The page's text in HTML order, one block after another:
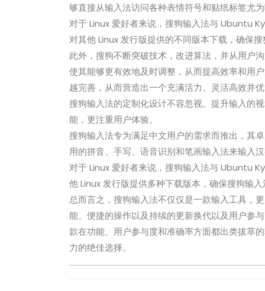
够直接从输入法访问各种表情符号和贴纸标签尤为
对于 Linux 爱好者来说，搜狗输入法与 Ubuntu
对其他 Linux 发行版提供的不同版本下载，确保
此外，搜狗不断突破技术，改进算法，并从用户
使其能够更有效地及时调整，从而提高效率和用
越完善，从而营造出一个充满活力、灵活高效并优
搜狗输入法的定制化设计不容忽视。提升输入的
能，更注重用户体验。
搜狗输入法专为满足中文用户的需求而推出，其
用的拼音、手写、语音识别和笔画输入法来输入
对于 Linux 爱好者来说，搜狗输入法与 Ubuntu
他 Linux 发行版提供多种下载版本，确保搜狗输入
总而言之，搜狗输入法不仅仅是一款输入工具，
能、便捷的操作以及持续的更新换代以及用户参
款在功能、用户参与度和准确率方面都出类拔萃
力的绝佳选择。